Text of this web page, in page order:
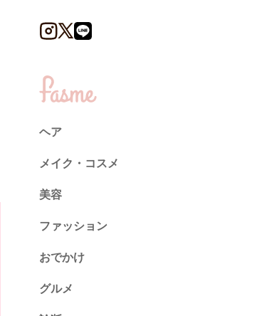
ヘア
メイク・コスメ
美容
ファッション
トレンド
ネイル
おでかけ
グルメ